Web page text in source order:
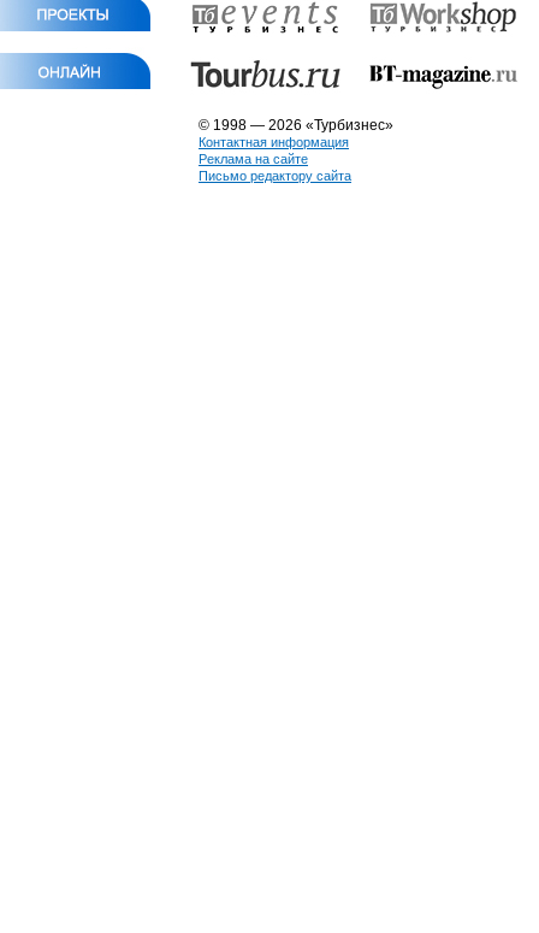
© 1998 — 2026 «Турбизнес»
Контактная информация
Реклама на сайте
Письмо редактору сайта